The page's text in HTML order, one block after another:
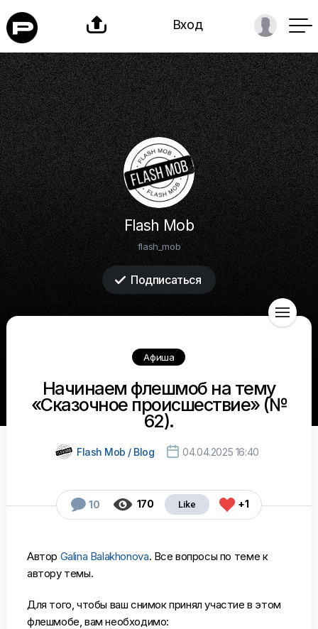
 Вход
Flash Mob
flash_mob
 Подписаться

Афиша
Начинаем флешмоб на тему
«Сказочное происшествие» (№
62).
Flash Mob / Blog  04.04.2025 16:40
 10  170  +1
Автор Galina Balakhonova. Все вопросы по теме к
автору темы.
Для того, чтобы ваш снимок принял участие в этом
флешмобе, вам необходимо: